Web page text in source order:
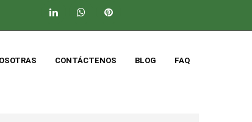
CONTÁCTENOS BLOG FAQ